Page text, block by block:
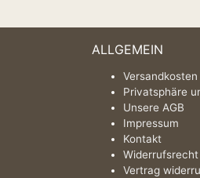
ALLGEMEIN
Versandkosten
Privatsphäre
Unsere AGB
Impressum
Kontakt
Widerrufsrecht
Vertrag